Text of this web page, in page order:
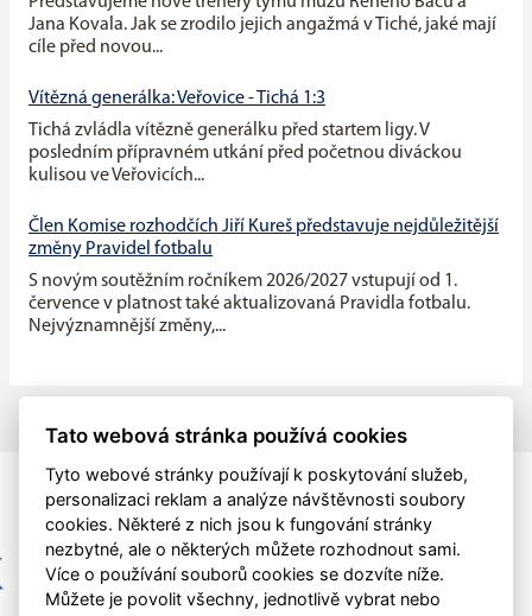
Jana Kovala. Jak se zrodilo jejich angažmá v Tiché, jaké mají
cíle před novou...
Vítězná generálka: Veřovice - Tichá 1:3
Tichá zvládla vítězně generálku před startem ligy. V
posledním přípravném utkání před početnou diváckou
kulisou ve Veřovicích...
Člen Komise rozhodčích Jiří Kureš představuje nejdůležitější
změny Pravidel fotbalu
S novým soutěžním ročníkem 2026/2027 vstupují od 1.
července v platnost také aktualizovaná Pravidla fotbalu.
Nejvýznamnější změny,...
Tato webová stránka používá cookies
Tyto webové stránky používají k poskytování služeb,
personalizaci reklam a analýze návštěvnosti soubory
cookies. Některé z nich jsou k fungování stránky
nezbytné, ale o některých můžete rozhodnout sami.
Více o používání souborů cookies se dozvíte níže.
Můžete je povolit všechny, jednotlivě vybrat nebo